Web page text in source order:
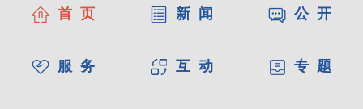
首 页 新 闻 公 开
服 务 互 动 专 题